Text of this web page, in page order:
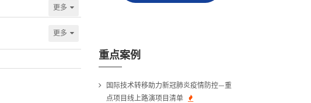
更多
更多
重点案例
国际技术转移助力新冠肺炎疫情防控—重
点项目线上路演项目清单